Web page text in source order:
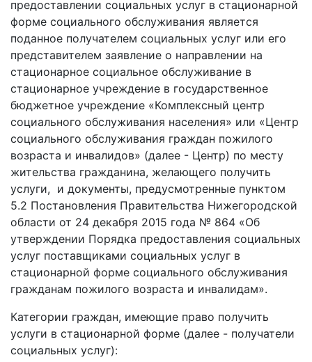
предоставлении социальных услуг в стационарной
форме социального обслуживания является
поданное получателем социальных услуг или его
представителем заявление о направлении на
стационарное социальное обслуживание в
стационарное учреждение в государственное
бюджетное учреждение «Комплексный центр
социального обслуживания населения» или «Центр
социального обслуживания граждан пожилого
возраста и инвалидов» (далее - Центр) по месту
жительства гражданина, желающего получить
услуги, и документы, предусмотренные пунктом
5.2 Постановления Правительства Нижегородской
области от 24 декабря 2015 года № 864 «Об
утверждении Порядка предоставления социальных
услуг поставщиками социальных услуг в
стационарной форме социального обслуживания
гражданам пожилого возраста и инвалидам».
Категории граждан, имеющие право получить
услуги в стационарной форме (далее - получатели
социальных услуг):